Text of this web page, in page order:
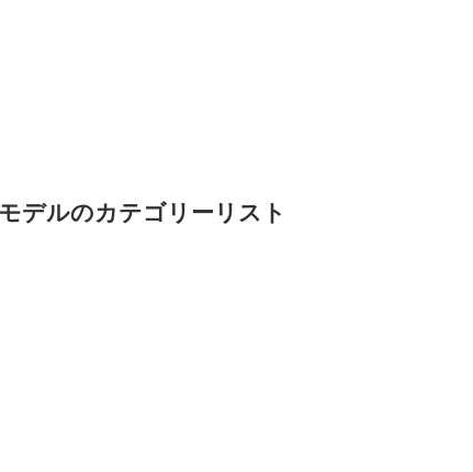
デルのカテゴリーリスト